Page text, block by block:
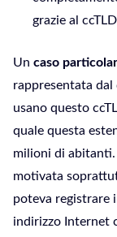
grazie al
Un caso
rappresentata dal
usano questo
quale questa
milioni di abitanti.
motivata
poteva registrare
indirizzo Internet